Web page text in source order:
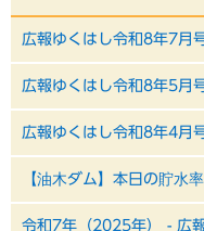
広報ゆくはし令和8年7月
広報ゆくはし令和8年5月
広報ゆくはし令和8年4月
【油木ダム】本日の貯水率
令和7年（2025年） - 広